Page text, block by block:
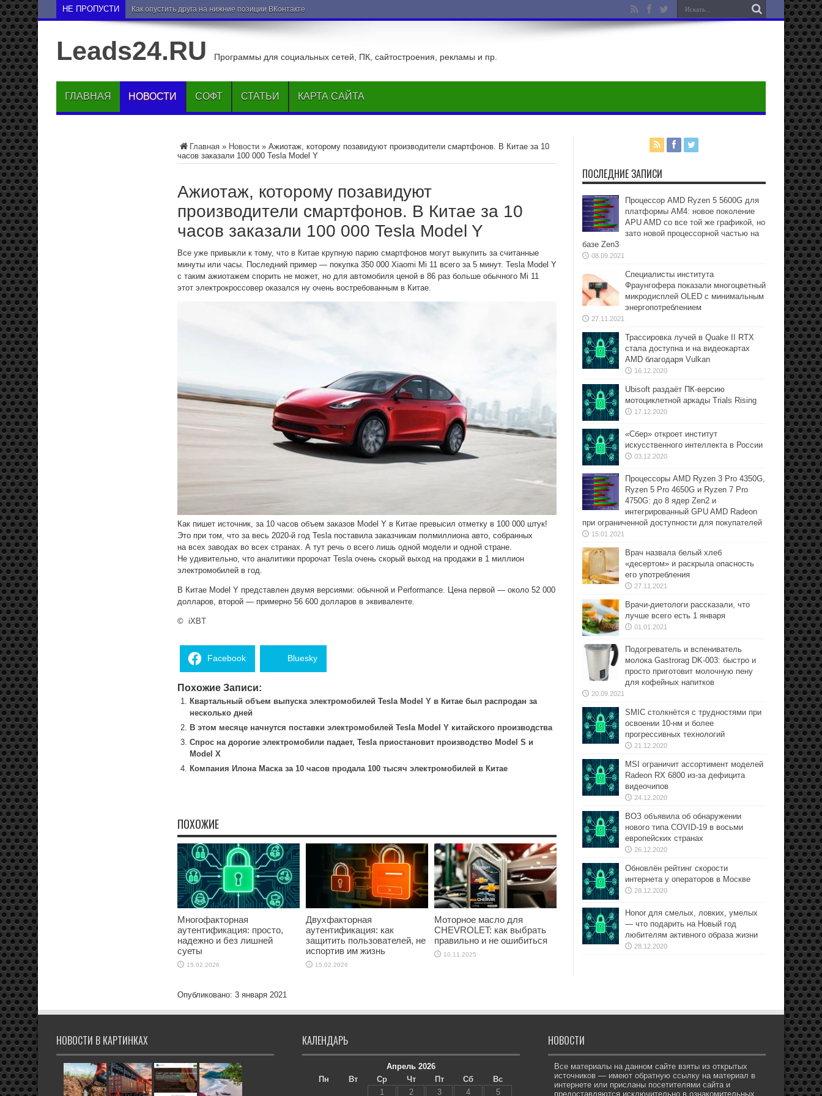
НЕ ПРОПУСТИ Как опустить друга на нижние позиции ВКонтакте
Leads24.RU Программы для социальных сетей, ПК, сайтостроения, рекламы и пр.
ГЛАВНАЯ НОВОСТИ СОФТ СТАТЬИ КАРТА САЙТА
Главная » Новости » Ажиотаж, которому позавидуют производители смартфонов. В Китае за 10
часов заказали 100 000 Tesla Model Y
Ажиотаж, которому позавидуют
производители смартфонов. В Китае за 10
часов заказали 100 000 Tesla Model Y
Все уже привыкли к тому, что в Китае крупную парию смартфонов могут выкупить за считанные
минуты или часы. Последний пример — покупка 350 000 Xiaomi Mi 11 всего за 5 минут. Tesla Model Y
c таким ажиотажем спорить не может, но для автомобиля ценой в 86 раз больше обычного Mi 11
этот электрокроссовер оказался ну очень востребованным в Китае.
Как пишет источник, за 10 часов объем заказов Model Y в Китае превысил отметку в 100 000 штук!
Это при том, что за весь 2020-й год Tesla поставила заказчикам полмиллиона авто, собранных
на всех заводах во всех странах. А тут речь о всего лишь одной модели и одной стране.
Не удивительно, что аналитики пророчат Tesla очень скорый выход на продажи в 1 миллион
электромобилей в год.
В Китае Model Y представлен двумя версиями: обычной и Performance. Цена первой — около 52 000
долларов, второй — примерно 56 600 долларов в эквиваленте.
© iXBT
Facebook Bluesky
Похожие Записи:
Квартальный объем выпуска электромобилей Tesla Model Y в Китае был распродан за
несколько дней
В этом месяце начнутся поставки электромобилей Tesla Model Y китайского производства
Спрос на дорогие электромобили падает, Tesla приостановит производство Model S и
Model X
Компания Илона Маска за 10 часов продала 100 тысяч электромобилей в Китае
ПОХОЖИЕ
Многофакторная
аутентификация: просто,
надежно и без лишней
суеты
15.02.2026
Двухфакторная
аутентификация: как
защитить пользователей, не
испортив им жизнь
15.02.2026
Моторное масло для
CHEVROLET: как выбрать
правильно и не ошибиться
10.11.2025
Опубликовано: 3 января 2021
ПОСЛЕДНИЕ ЗАПИСИ
Процессор AMD Ryzen 5 5600G для
платформы АМ4: новое поколение
APU AMD со все той же графикой, но
зато новой процессорной частью на
базе Zen3
08.09.2021
Специалисты института
Фраунгофера показали многоцветный
микродисплей OLED с минимальным
энергопотреблением
27.11.2021
Трассировка лучей в Quake II RTX
стала доступна и на видеокартах
AMD благодаря Vulkan
16.12.2020
Ubisoft раздаёт ПК-версию
мотоциклетной аркады Trials Rising
17.12.2020
«Сбер» откроет институт
искусственного интеллекта в России
03.12.2020
Процессоры AMD Ryzen 3 Pro 4350G,
Ryzen 5 Pro 4650G и Ryzen 7 Pro
4750G: до 8 ядер Zen2 и
интегрированный GPU AMD Radeon
при ограниченной доступности для покупателей
15.01.2021
Врач назвала белый хлеб
«десертом» и раскрыла опасность
его употребления
27.11.2021
Врачи-диетологи рассказали, что
лучше всего есть 1 января
01.01.2021
Подогреватель и вспениватель
молока Gastrorag DK-003: быстро и
просто приготовит молочную пену
для кофейных напитков
20.09.2021
SMIC столкнётся с трудностями при
освоении 10-нм и более
прогрессивных технологий
21.12.2020
MSI ограничит ассортимент моделей
Radeon RX 6800 из-за дефицита
видеочипов
24.12.2020
ВОЗ объявила об обнаружении
нового типа COVID-19 в восьми
европейских странах
26.12.2020
Обновлён рейтинг скорости
интернета у операторов в Москве
28.12.2020
Honor для смелых, ловких, умелых
— что подарить на Новый год
любителям активного образа жизни
28.12.2020
НОВОСТИ В КАРТИНКАХ КАЛЕНДАРЬ
Апрель 2026
Пн
Вт Ср Чт Пт Сб
Вс
1
2 3 4 5
НОВОСТИ
Все материалы на данном сайте взяты из открытых
источников — имеют обратную ссылку на материал в
интернете или присланы посетителями сайта и
предоставляются исключительно в ознакомительных